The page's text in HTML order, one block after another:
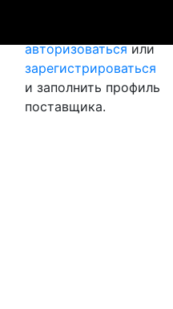
авторизоватьсяили
зарегистрироваться
и заполнить профиль
поставщика.